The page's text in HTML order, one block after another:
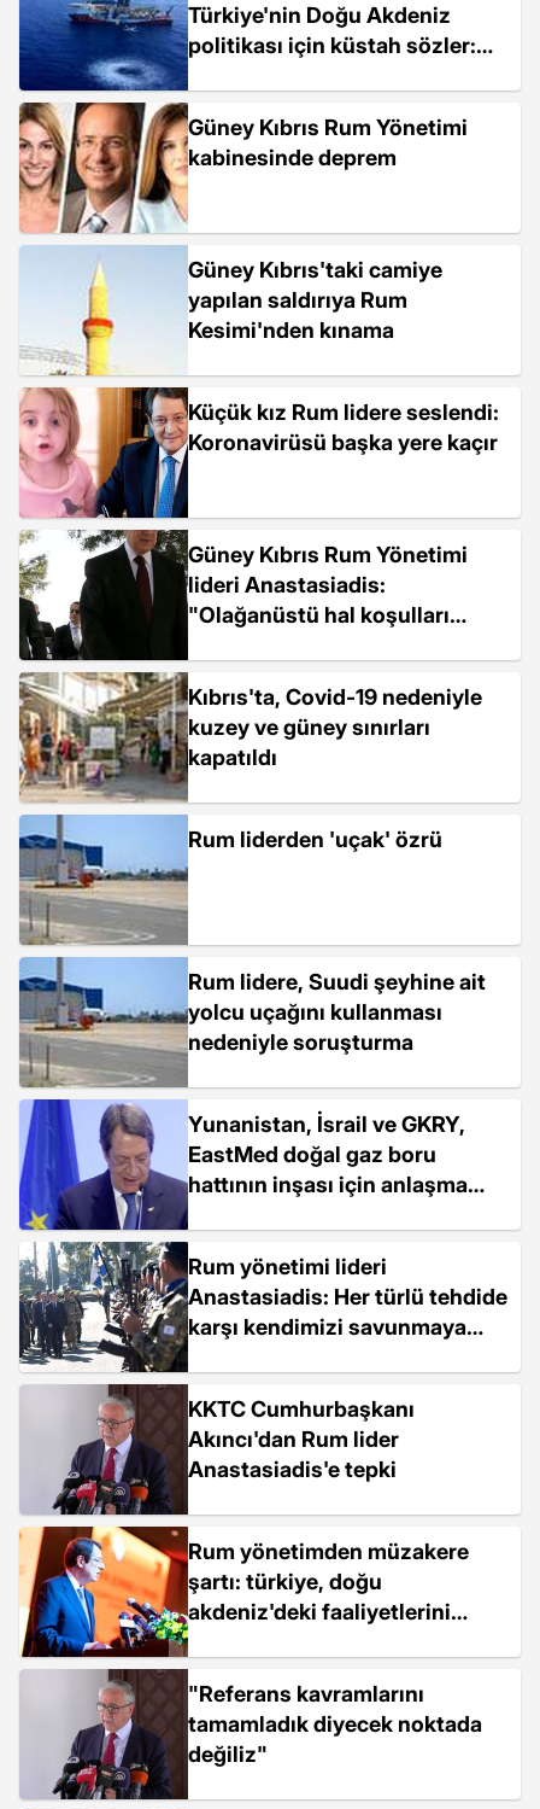
Türkiye'nin Doğu Akdeniz
politikası için küstah sözler:
Güney Kıbrıs Rum Yönetimi
kabinesinde deprem
Güney Kıbrıs'taki camiye
yapılan saldırıya Rum
Kesimi'nden kınama
Küçük kız Rum lidere seslendi:
Koronavirüsü başka yere kaçır
Güney Kıbrıs Rum Yönetimi
lideri Anastasiadis:
"Olağanüstü hal koşulları
Kıbrıs'ta, Covid-19 nedeniyle
kuzey ve güney sınırları
kapatıldı
Rum liderden 'uçak' özrü
Rum lidere, Suudi şeyhine ait
yolcu uçağını kullanması
nedeniyle soruşturma
Yunanistan, İsrail ve GKRY,
EastMed doğal gaz boru
hattının inşası için anlaşma
Rum yönetimi lideri
Anastasiadis: Her türlü tehdide
karşı kendimizi savunmaya
KKTC Cumhurbaşkanı
Akıncı'dan Rum lider
Anastasiadis'e tepki
Rum yönetimden müzakere
şartı: türkiye, doğu
akdeniz'deki faaliyetlerini
"Referans kavramlarını
tamamladık diyecek noktada
değiliz"